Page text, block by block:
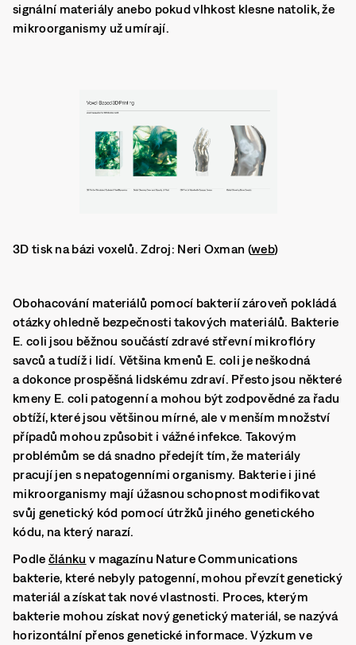
signální materiály anebo pokud vlhkost klesne natolik, že
mikroorganismy už umírají.
3D tisk na bázi voxelů. Zdroj: Neri Oxman (web)
Obohacování materiálů pomocí bakterií zároveň pokládá
otázky ohledně bezpečnosti takových materiálů. Bakterie
E. coli jsou běžnou součástí zdravé střevní mikroflóry
savců a tudíž i lidí. Většina kmenů E. coli je neškodná
a dokonce prospěšná lidskému zdraví. Přesto jsou některé
kmeny E. coli patogenní a mohou být zodpovědné za řadu
obtíží, které jsou většinou mírné, ale v menším množství
případů mohou způsobit i vážné infekce. Takovým
problémům se dá snadno předejít tím, že materiály
pracují jen s nepatogenními organismy. Bakterie i jiné
mikroorganismy mají úžasnou schopnost modifikovat
svůj genetický kód pomocí útržků jiného genetického
kódu, na který narazí.
Podle článku v magazínu Nature Communications
bakterie, které nebyly patogenní, mohou převzít genetický
materiál a získat tak nové vlastnosti. Proces, kterým
bakterie mohou získat nový genetický materiál, se nazývá
horizontální přenos genetické informace. Výzkum ve